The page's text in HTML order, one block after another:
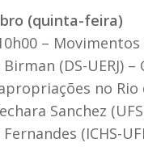
(quinta-feira)
–
Birman (DS-UERJ)
no Rio
Sanchez
(ICHS-